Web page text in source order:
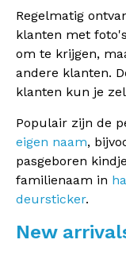
Regelmatig
klanten met
om te krijgen,
andere klanten.
klanten kun je
Populair zijn de
eigen naam,
pasgeboren
familienaam in
deursticker.
New